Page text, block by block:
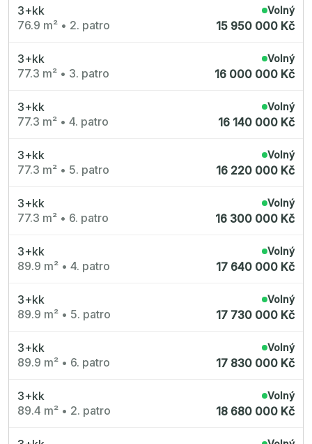
3+kk
76.9 m² • 2. patro
Volný
15 950 000 Kč
3+kk
77.3 m² • 3. patro
Volný
16 000 000 Kč
3+kk
77.3 m² • 4. patro
Volný
16 140 000 Kč
3+kk
77.3 m² • 5. patro
Volný
16 220 000 Kč
3+kk
77.3 m² • 6. patro
Volný
16 300 000 Kč
3+kk
89.9 m² • 4. patro
Volný
17 640 000 Kč
3+kk
89.9 m² • 5. patro
Volný
17 730 000 Kč
3+kk
89.9 m² • 6. patro
Volný
17 830 000 Kč
3+kk
89.4 m² • 2. patro
Volný
18 680 000 Kč